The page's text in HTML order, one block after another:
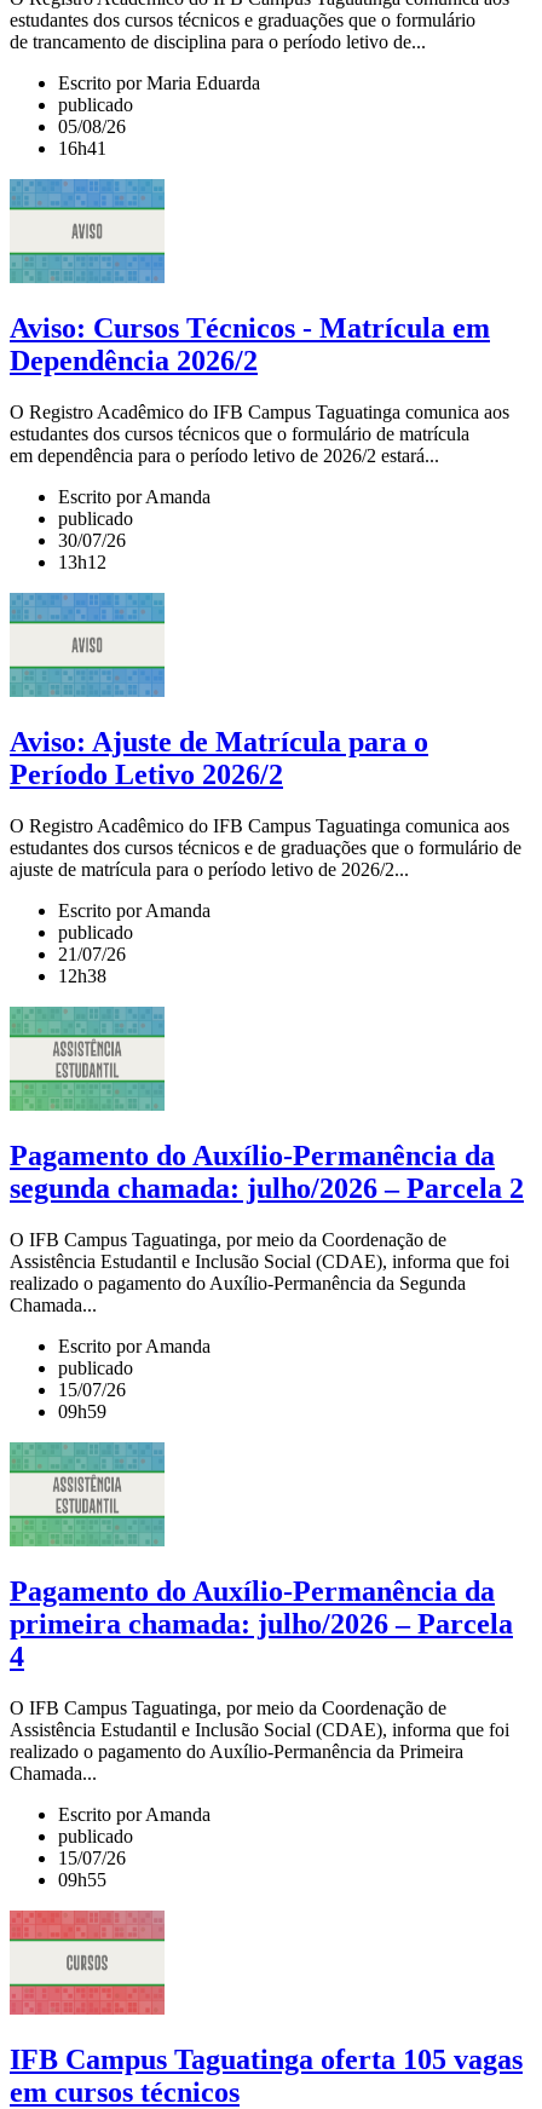
estudantes dos cursos técnicos e graduações que o formulário
de trancamento de disciplina para o período letivo de...
Escrito por Maria Eduarda
publicado
05/08/26
16h41
Aviso: Cursos Técnicos - Matrícula em
Dependência 2026/2
O Registro Acadêmico do IFB Campus Taguatinga comunica aos
estudantes dos cursos técnicos que o formulário de matrícula
em dependência para o período letivo de 2026/2 estará...
Escrito por Amanda
publicado
30/07/26
13h12
Aviso: Ajuste de Matrícula para o
Período Letivo 2026/2
O Registro Acadêmico do IFB Campus Taguatinga comunica aos
estudantes dos cursos técnicos e de graduações que o formulário de
ajuste de matrícula para o período letivo de 2026/2...
Escrito por Amanda
publicado
21/07/26
12h38
Pagamento do Auxílio-Permanência da
segunda chamada: julho/2026 – Parcela 2
O IFB Campus Taguatinga, por meio da Coordenação de
Assistência Estudantil e Inclusão Social (CDAE), informa que foi
realizado o pagamento do Auxílio-Permanência da Segunda
Chamada...
Escrito por Amanda
publicado
15/07/26
09h59
Pagamento do Auxílio-Permanência da
primeira chamada: julho/2026 – Parcela
4
O IFB Campus Taguatinga, por meio da Coordenação de
Assistência Estudantil e Inclusão Social (CDAE), informa que foi
realizado o pagamento do Auxílio-Permanência da Primeira
Chamada...
Escrito por Amanda
publicado
15/07/26
09h55
IFB Campus Taguatinga oferta 105 vagas
em cursos técnicos